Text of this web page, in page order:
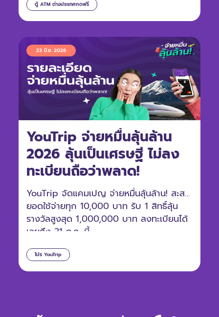
ตู้ ATM ต่างประเทศกดฟรี
YouTrip จ่ายหมื่นลุ้นล้าน
2026 ลุ้นเป็นเศรษฐี ไม่ลง
ทะเบียนถือว่าพลาด!
23 มิ.ย. 2026
โปร YouTrip
YouTrip จัดแคมเปญ จ่ายหมื่นลุ้นล้าน! สะสม
ยอดใช้จ่ายทุก 10,000 บาท รับ 1 สิทธิ์ลุ้น
รางวัลสูงสุด 1,000,000 บาท ลงทะเบียนได้
เลยถึง 31 ก.ค. นี้